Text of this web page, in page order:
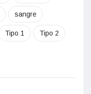
sangre
Tipo 1 Tipo 2